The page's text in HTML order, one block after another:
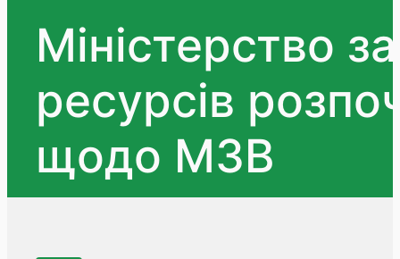
Міністерство
ресурсів
щодо МЗВ